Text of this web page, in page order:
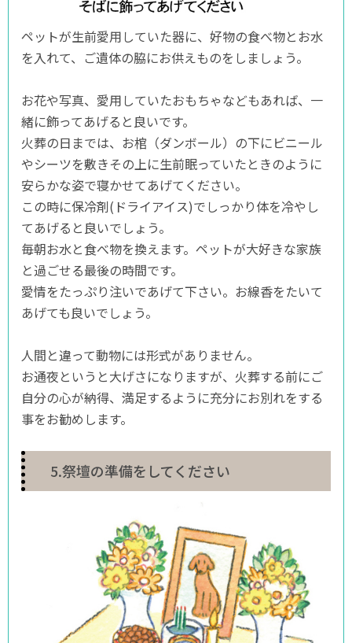
ペットが生前愛用していた器に、好物の食べ物とお水
を入れて、ご遺体の脇にお供えものをしましょう。
お花や写真、愛用していたおもちゃなどもあれば、一
緒に飾ってあげると良いです。
火葬の日までは、お棺（ダンボール）の下にビニール
やシーツを敷きその上に生前眠っていたときのように
安らかな姿で寝かせてあげてください。
この時に保冷剤(ドライアイス)でしっかり体を冷やし
てあげると良いでしょう。
毎朝お水と食べ物を換えます。ペットが大好きな家族
と過ごせる最後の時間です。
愛情をたっぷり注いであげて下さい。お線香をたいて
あげても良いでしょう。
人間と違って動物には形式がありません。
お通夜というと大げさになりますが、火葬する前にご
自分の心が納得、満足するように充分にお別れをする
事をお勧めします。
5.祭壇の準備をしてください